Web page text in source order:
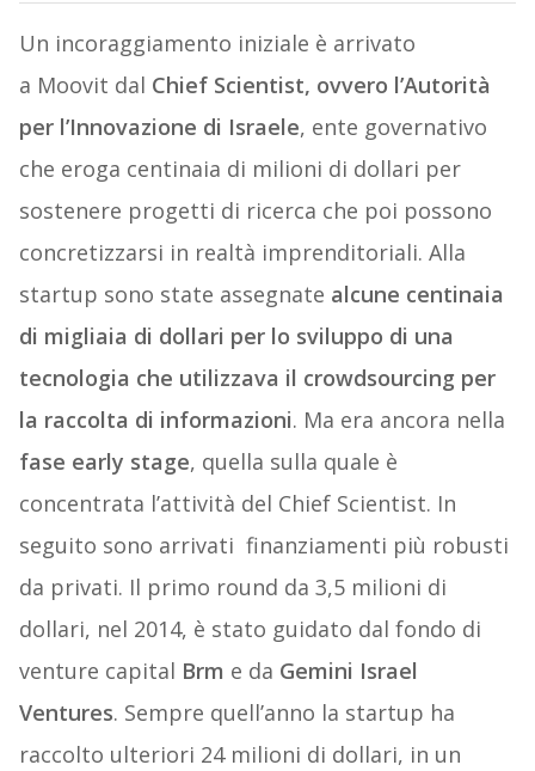
Un incoraggiamento iniziale è arrivato
a Moovit dal Chief Scientist, ovvero l’Autorità
per l’Innovazione di Israele, ente governativo
che eroga centinaia di milioni di dollari per
sostenere progetti di ricerca che poi possono
concretizzarsi in realtà imprenditoriali. Alla
startup sono state assegnate alcune centinaia
di migliaia di dollari per lo sviluppo di una
tecnologia che utilizzava il crowdsourcing per
la raccolta di informazioni. Ma era ancora nella
fase early stage, quella sulla quale è
concentrata l’attività del Chief Scientist. In
seguito sono arrivati finanziamenti più robusti
da privati. Il primo round da 3,5 milioni di
dollari, nel 2014, è stato guidato dal fondo di
venture capital Brm e da Gemini Israel
Ventures. Sempre quell’anno la startup ha
raccolto ulteriori 24 milioni di dollari, in un